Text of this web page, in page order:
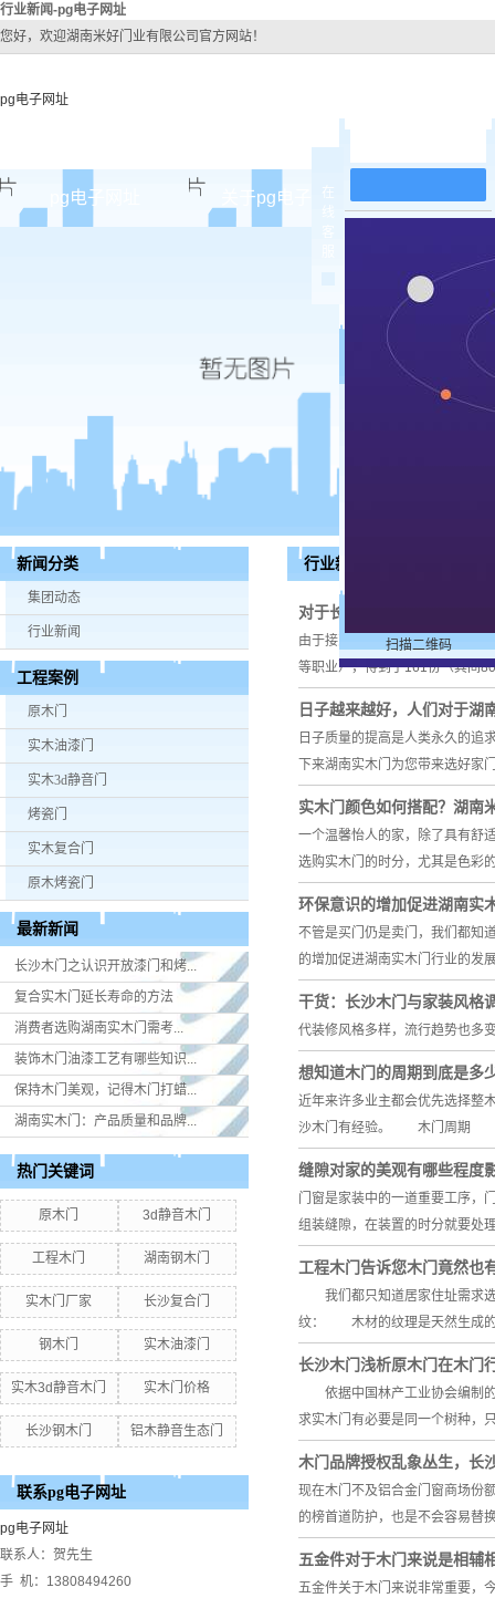
行业新闻-pg电子网址
您好，欢迎湖南米好门业有限公司官方网站！
pg电子网址
pg电子网址 关于pg电子网址
公司团队
pg电子网址
实木油
实木3d
烤瓷
实木复
新闻分类
集团动态
行业新闻
工程案例
原木门
实木油漆门
实木3d静音门
烤瓷门
实木复合门
原木烤瓷门
最新新闻
长沙木门之认识开放漆门和烤...
复合实木门延长寿命的方法
消费者选购湖南实木门​需考...
装饰木门油漆工艺有哪些知识...
保持木门美观，记得木门打蜡...
湖南实木门：产品质量和品牌...
热门关键词
原木门 3d静音木门
工程木门 湖南钢木门
实木门厂家 长沙复合门
钢木门 实木油漆门
实木3d静音木门 实木门价格
长沙钢木门 铝木静音生态门
联系pg电子网址
pg电子网址
联系人：贺先生
手 机：13808494260
行业新闻
对于长沙木门消费者关注度
由于接到一个项目需求对木门职
等职业），得到了161份（其间
日子越来越好，人们对于湖
日子质量的提高是人类永久的追
下来湖南实木门为您带来选好家
实木门颜色如何搭配？湖南
一个温馨怡人的家，除了具有舒
选购实木门的时分，尤其是色彩
环保意识的增加促进湖南实
不管是买门仍是卖门，我们都知
的增加促进湖南实木门行业的发
干货：长沙木门与家装风格
代装修风格多样，流行趋势也多
想知道木门的周期到底是多
近年来许多业主都会优先选择整
沙木门有经验。 木门周期
缝隙对家的美观有哪些程度
门窗是家装中的一道重要工序，
组装缝隙，在装置的时分就要处
工程木门告诉您木门竟然也
我们都只知道居家住址需求选
纹： 木材的纹理是天然生成的
长沙木门浅析原木门在木门
依据中国林产工业协会编制的
求实木门有必要是同一个树种，
木门品牌授权乱象丛生，长
现在木门不及铝合金门窗商场份
的榜首道防护，也是不会容易替
五金件对于木门来说是相辅
五金件关于木门来说非常重要，
在
扫描二维码